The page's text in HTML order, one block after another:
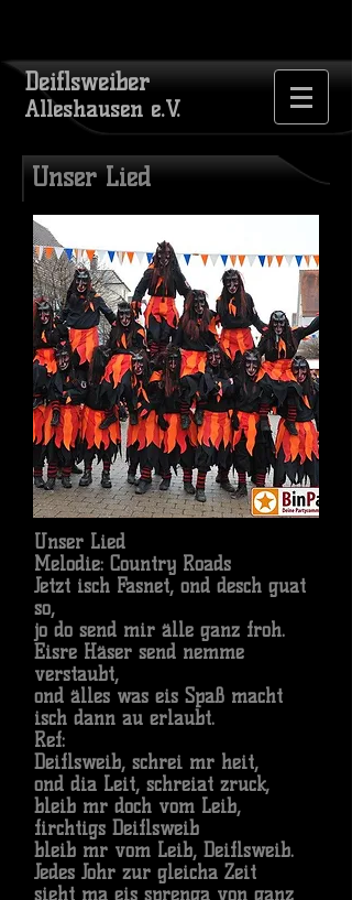
Deiflsweiber
Alleshausen e.V.
Unser Lied
Melodie: Country Roads
Jetzt isch Fasnet, ond desch guat
so,
jo do send mir älle ganz froh.
Eisre Häser send nemme
verstaubt,
ond älles was eis Spaß macht
isch dann au erlaubt.
Ref:
Deiflsweib, schrei mr heit,
ond dia Leit, schreiat zruck,
bleib mr doch vom Leib,
firchtigs Deiflsweib
bleib mr vom Leib, Deiflsweib.
Jedes Johr zur gleicha Zeit
sieht ma eis sprenga von ganz
Unser Lied